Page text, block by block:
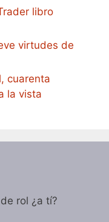
libro
virtudes de
cuarenta
la vista
rol ¿a tí?